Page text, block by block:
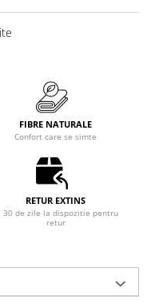
FIBRE NATURALE
Confort care se simte
RETUR EXTINS
30 de zile la dispozitie pentru
retur